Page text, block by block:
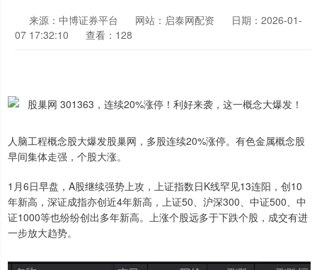
来源：中博证券平台 网站：启泰网配资
日期：2026-01-
07 17:32:10
查看：128
人脑工程概念股大爆发股巢网，多股连续20%涨停。有色金属概念股
早间集体走强，个股大涨。
1月6日早盘，A股继续强势上攻，上证指数日K线罕见13连阳，创10
年新高，深证成指亦创近4年新高，上证50、沪深300、中证500、中
证1000等也纷纷创出多年新高。上涨个股远多于下跌个股，成交有进
一步放大趋势。